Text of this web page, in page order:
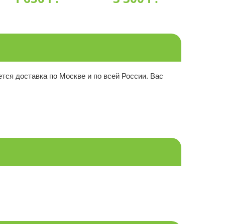
доставка по Москве и по всей России. Вас